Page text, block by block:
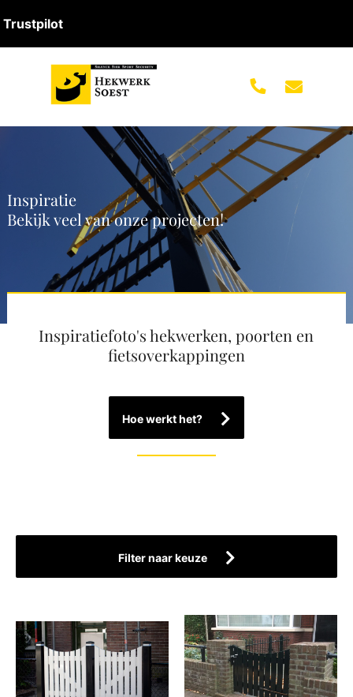
Trustpilot
Inspiratie
Bekijk veel van onze projecten!
Inspiratiefoto's hekwerken, poorten en
fietsoverkappingen
Hoe werkt het?
Filter naar keuze